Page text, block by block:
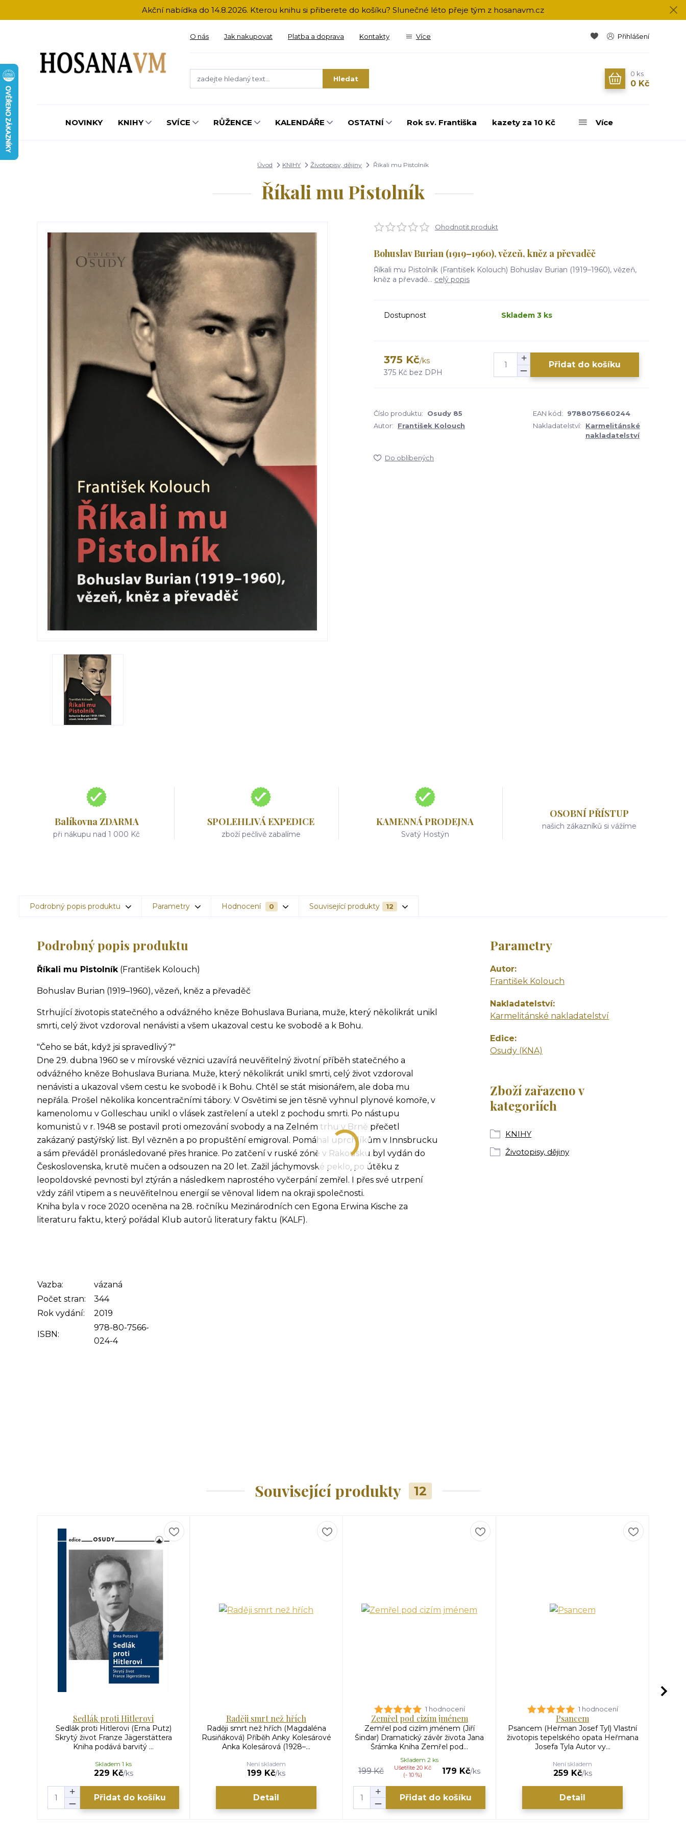
Akční nabídka do 14.8.2026. Kterou knihu si přiberete do košíku? Slunečné léto přeje tým z hosanavm.cz
O nás Jak nakupovat Platba a doprava Kontakty Více Přihlášení
Hledat
0 ks
0 Kč
NOVINKY KNIHY SVÍCE RŮŽENCE KALENDÁŘE OSTATNÍ Rok sv. Františka kazety za 10 Kč Více
Úvod KNIHY Životopisy, dějiny Říkali mu Pistolník
Říkali mu Pistolník
Ohodnotit produkt
Bohuslav Burian (1919–1960), vězeň, kněz a převaděč
Říkali mu Pistolník (František Kolouch) Bohuslav Burian (1919–1960), vězeň,
kněz a převadě... celý popis
Dostupnost Skladem 3 ks
375 Kč/ks
375 Kč bez DPH
Přidat do košíku
Číslo produktu: Osudy 85 EAN kód:
9788075660244
Autor:
František Kolouch Nakladatelství:
Karmelitánské
nakladatelství
Do oblíbených
Balíkovna ZDARMA
při nákupu nad 1 000 Kč
SPOLEHLIVÁ EXPEDICE
zboží pečlivě zabalíme
KAMENNÁ PRODEJNA
Svatý Hostýn
OSOBNÍ PŘÍSTUP
našich zákazníků si vážíme
Podrobný popis produktu Parametry Hodnocení 0 Související produkty 12
Podrobný popis produktu
Říkali mu Pistolník(František Kolouch)
Bohuslav Burian (1919–1960), vězeň, kněz a převaděč
Strhující životopis statečného a odvážného kněze Bohuslava Buriana, muže, který několikrát unikl
smrti, celý život vzdoroval nenávisti a všem ukazoval cestu ke svobodě a k Bohu.
"Čeho se bát, když jsi spravedlivý?"
Dne 29. dubna 1960 se v mírovské věznici uzavírá neuvěřitelný životní příběh statečného a
odvážného kněze Bohuslava Buriana. Muže, který několikrát unikl smrti, celý život vzdoroval
nenávisti a ukazoval všem cestu ke svobodě i k Bohu. Chtěl se stát misionářem, ale doba mu
nepřála. Prošel několika koncentračními tábory. V Osvětimi se jen těsně vyhnul plynové komoře, v
kamenolomu v Golleschau unikl o vlásek zastřelení a utekl z pochodu smrti. Po nástupu
komunistů v r. 1948 se postavil proti omezování svobody a na Zelném trhu v Brně přečetl
zakázaný pastýřský list. Byl vězněn a po propuštění emigroval. Pomáhal uprchlíkům v Innsbrucku
a sám převáděl pronásledované přes hranice. Po zatčení v ruské zóně v Rakousku byl vydán do
Československa, krutě mučen a odsouzen na 20 let. Zažil jáchymovské peklo, po útěku z
leopoldovské pevnosti byl ztýrán a následkem naprostého vyčerpání zemřel. I přes své utrpení
vždy zářil vtipem a s neuvěřitelnou energií se věnoval lidem na okraji společnosti.
Kniha byla v roce 2020 oceněna na 28. ročníku Mezinárodních cen Egona Erwina Kische za
literaturu faktu, který pořádal Klub autorů literatury faktu (KALF).
Vazba:
vázaná
Počet stran:
344
Rok vydání:
2019
ISBN:
978-80-7566-
024-4
Parametry
Autor
František Kolouch
Nakladatelství
Karmelitánské nakladatelství
Edice
Osudy (KNA)
Zboží zařazeno v
kategoriích
KNIHY
Životopisy, dějiny
Související produkty 12
Sedlák proti Hitlerovi
Sedlák proti Hitlerovi (Erna Putz)
Skrytý život Franze Jägerstättera
Kniha podává barvitý ...
229 Kč/ks
Skladem 1 ks
Přidat do košíku
Raději smrt než hřích
Raději smrt než hřích (Magdaléna
Rusiňáková) Příběh Anky Kolesárové
Anka Kolesárová (1928–...
199 Kč/ks
Není skladem
Detail
1 hodnocení
Zemřel pod cizím jménem
Zemřel pod cizím jménem (Jiří
Šindar) Dramatický závěr života Jana
Šrámka Kniha Zemřel pod...
199 Kč
Ušetříte 20 Kč
(- 10 %)
179 Kč/ks
Skladem 2 ks
Přidat do košíku
1 hodnocení
Psancem
Psancem (Heřman Josef Tyl) Vlastní
životopis tepelského opata Heřmana
Josefa Tyla Autor vy...
259 Kč/ks
Není skladem
Detail